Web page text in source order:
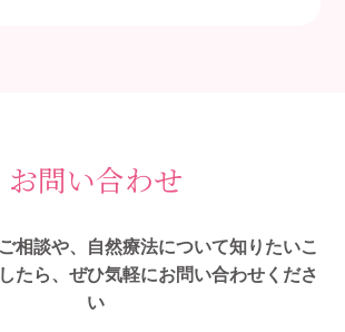
お問い合わせ
相談や、自然療法について知りたいこ
たら、ぜひ気軽にお問い合わせくださ
い